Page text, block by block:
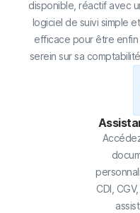
disponible, réactif avec
logiciel de suivi simple et
efficace pour être enfin
serein sur sa
CDI,